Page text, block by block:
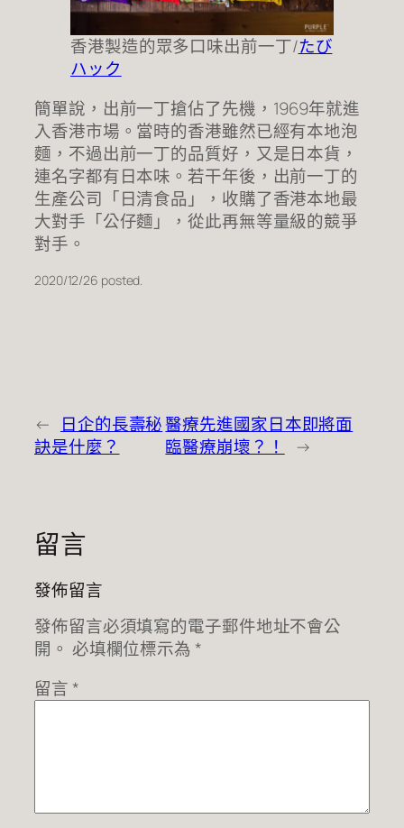
香港製造的眾多口味出前一丁/たび
ハック
簡單說，出前一丁搶佔了先機，1969年就進
入香港市場。當時的香港雖然已經有本地泡
麵，不過出前一丁的品質好，又是日本貨，
連名字都有日本味。若干年後，出前一丁的
生產公司「日清食品」，收購了香港本地最
大對手「公仔麵」，從此再無等量級的競爭
對手。
2020/12/26 posted.
←
日企的長壽秘
訣是什麼？
醫療先進國家日本即將面
臨醫療崩壞？！
→
留言
發佈留言
發佈留言必須填寫的電子郵件地址不會公
開。 必填欄位標示為 *
留言 *